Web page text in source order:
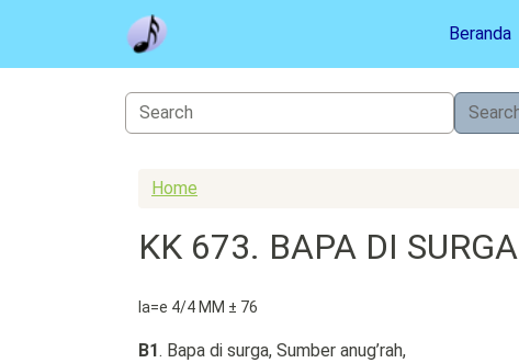
Skip to main content
Beranda
Home
KK 673. BAPA DI SURGA
la=e 4/4 MM ± 76
B1. Bapa di surga, Sumber anug’rah,